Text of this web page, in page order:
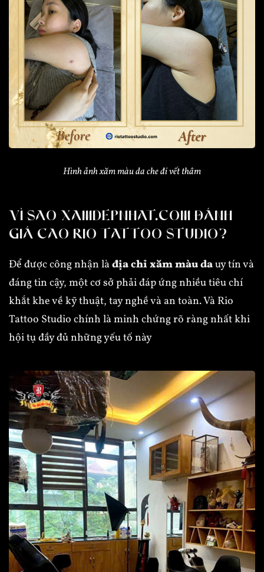
Hình ảnh xăm màu da che đi vết thâm
VÌ SAO XAMDEPNHAT.COM ĐÁNH
GIÁ CAO RIO TATTOO STUDIO?
Để được công nhận làđịa chỉ xăm màu dauy tín và
đáng tin cậy, một cơ sở phải đáp ứng nhiều tiêu chí
khắt khe về kỹ thuật, tay nghề và an toàn. Và Rio
Tattoo Studio chính là minh chứng rõ ràng nhất khi
hội tụ đầy đủ những yếu tố này